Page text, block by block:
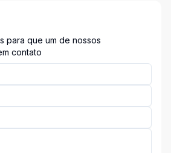
para que um de nossos
contato